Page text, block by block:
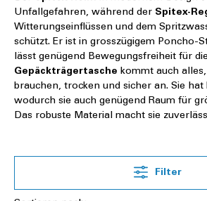
Unfallgefahren, während der Spitex-
Witterungseinflüssen und dem
schützt. Er ist in grosszügigem Poncho-
lässt genügend Bewegungsfreiheit für
Gepäckträgertasche kommt auch
brauchen, trocken und sicher an. Sie
wodurch sie auch genügend Raum für
Das robuste Material macht sie
Filter